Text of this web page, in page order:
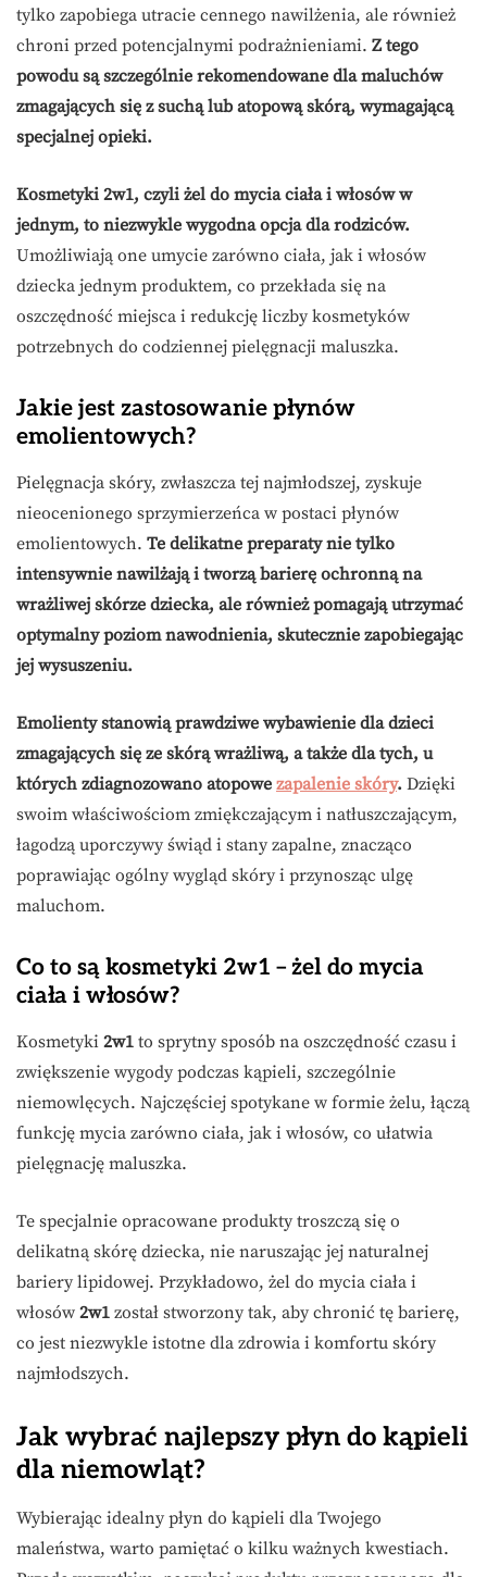
tylko zapobiega utracie cennego nawilżenia, ale również
chroni przed potencjalnymi podrażnieniami. Z tego
powodu są szczególnie rekomendowane dla maluchów
zmagających się z suchą lub atopową skórą, wymagającą
specjalnej opieki.
Kosmetyki 2w1, czyli żel do mycia ciała i włosów w
jednym, to niezwykle wygodna opcja dla rodziców.
Umożliwiają one umycie zarówno ciała, jak i włosów
dziecka jednym produktem, co przekłada się na
oszczędność miejsca i redukcję liczby kosmetyków
potrzebnych do codziennej pielęgnacji maluszka.
Jakie jest zastosowanie płynów
emolientowych?
Pielęgnacja skóry, zwłaszcza tej najmłodszej, zyskuje
nieocenionego sprzymierzeńca w postaci płynów
emolientowych. Te delikatne preparaty nie tylko
intensywnie nawilżają i tworzą barierę ochronną na
wrażliwej skórze dziecka, ale również pomagają utrzymać
optymalny poziom nawodnienia, skutecznie zapobiegając
jej wysuszeniu.
Emolienty stanowią prawdziwe wybawienie dla dzieci
zmagających się ze skórą wrażliwą, a także dla tych, u
których zdiagnozowano atopowe zapalenie skóry. Dzięki
swoim właściwościom zmiękczającym i natłuszczającym,
łagodzą uporczywy świąd i stany zapalne, znacząco
poprawiając ogólny wygląd skóry i przynosząc ulgę
maluchom.
Co to są kosmetyki 2w1 – żel do mycia
ciała i włosów?
Kosmetyki 2w1 to sprytny sposób na oszczędność czasu i
zwiększenie wygody podczas kąpieli, szczególnie
niemowlęcych. Najczęściej spotykane w formie żelu, łączą
funkcję mycia zarówno ciała, jak i włosów, co ułatwia
pielęgnację maluszka.
Te specjalnie opracowane produkty troszczą się o
delikatną skórę dziecka, nie naruszając jej naturalnej
bariery lipidowej. Przykładowo, żel do mycia ciała i
włosów 2w1 został stworzony tak, aby chronić tę barierę,
co jest niezwykle istotne dla zdrowia i komfortu skóry
najmłodszych.
Jak wybrać najlepszy płyn do kąpieli
dla niemowląt?
Wybierając idealny płyn do kąpieli dla Twojego
maleństwa, warto pamiętać o kilku ważnych kwestiach.